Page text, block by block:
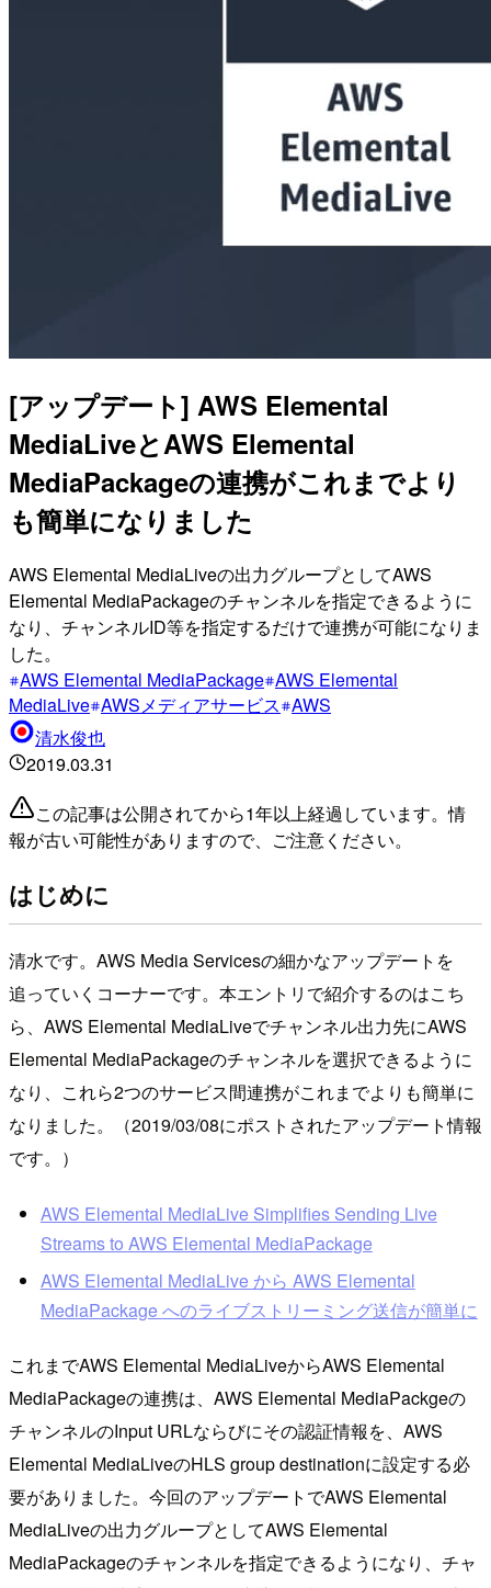
[アップデート] AWS Elemental
MediaLiveとAWS Elemental
MediaPackageの連携がこれまでより
も簡単になりました
AWS Elemental MediaLiveの出力グループとしてAWS
Elemental MediaPackageのチャンネルを指定できるように
なり、チャンネルID等を指定するだけで連携が可能になりま
した。
AWS Elemental MediaPackage AWS Elemental
MediaLive AWSメディアサービス AWS
清水俊也
2019.03.31
この記事は公開されてから1年以上経過しています。情
報が古い可能性がありますので、ご注意ください。
はじめに
清水です。AWS Media Servicesの細かなアップデートを
追っていくコーナーです。本エントリで紹介するのはこち
ら、AWS Elemental MediaLiveでチャンネル出力先にAWS
Elemental MediaPackageのチャンネルを選択できるように
なり、これら2つのサービス間連携がこれまでよりも簡単に
なりました。（2019/03/08にポストされたアップデート情報
です。）
AWS Elemental MediaLive Simplifies Sending Live
Streams to AWS Elemental MediaPackage
AWS Elemental MediaLive から AWS Elemental
MediaPackage へのライブストリーミング送信が簡単に
これまでAWS Elemental MediaLiveからAWS Elemental
MediaPackageの連携は、AWS Elemental MediaPackgeの
チャンネルのInput URLならびにその認証情報を、AWS
Elemental MediaLiveのHLS group destinationに設定する必
要がありました。今回のアップデートでAWS Elemental
MediaLiveの出力グループとしてAWS Elemental
MediaPackageのチャンネルを指定できるようになり、チャ